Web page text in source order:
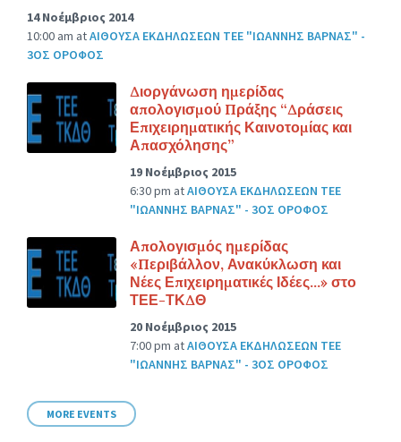
14 Νοέμβριος 2014
10:00 am atΑΙΘΟΥΣΑ ΕΚΔΗΛΩΣΕΩΝ ΤΕΕ "ΙΩΑΝΝΗΣ ΒΑΡΝΑΣ" -
3ΟΣ ΟΡΟΦΟΣ
Διοργάνωση ημερίδας
απολογισμού Πράξης “Δράσεις
Επιχειρηματικής Καινοτομίας και
Απασχόλησης”
19 Νοέμβριος 2015
6:30 pm atΑΙΘΟΥΣΑ ΕΚΔΗΛΩΣΕΩΝ ΤΕΕ
"ΙΩΑΝΝΗΣ ΒΑΡΝΑΣ" - 3ΟΣ ΟΡΟΦΟΣ
Απολογισμός ημερίδας
«Περιβάλλον, Ανακύκλωση και
Νέες Επιχειρηματικές Ιδέες…» στο
ΤΕΕ-ΤΚΔΘ
20 Νοέμβριος 2015
7:00 pm atΑΙΘΟΥΣΑ ΕΚΔΗΛΩΣΕΩΝ ΤΕΕ
"ΙΩΑΝΝΗΣ ΒΑΡΝΑΣ" - 3ΟΣ ΟΡΟΦΟΣ
MORE EVENTS